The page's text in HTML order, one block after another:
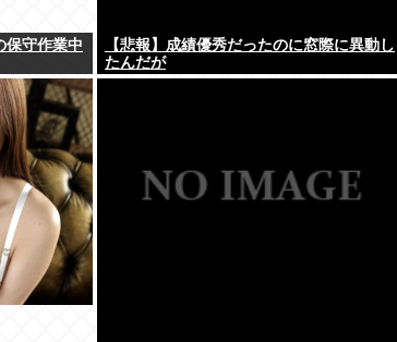
保守作業中
【悲報】成績優秀だったのに窓際に異動し
たんだが